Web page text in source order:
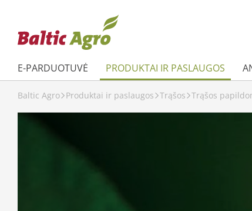
E-PARDUOTUVĖ PRODUKTAI IR PASLAUGOS
Baltic Agro Produktai ir paslaugos Trąšos Trąšos